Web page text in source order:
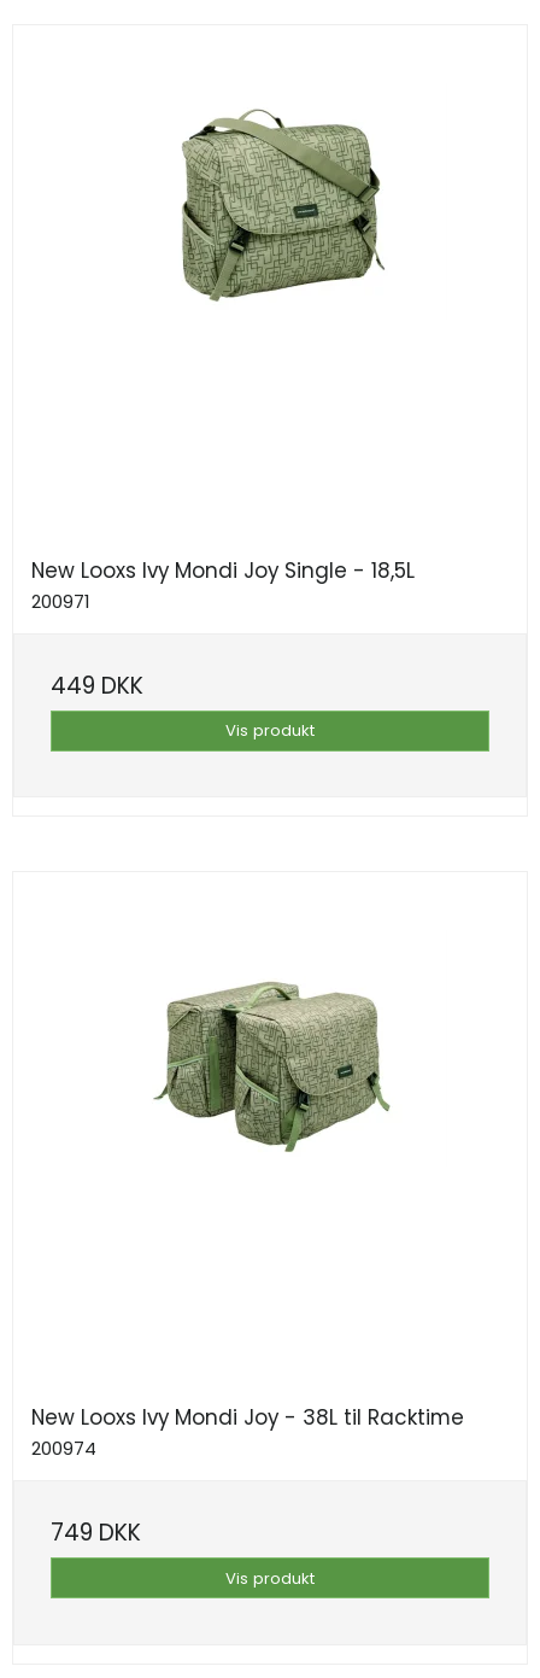
New Looxs Ivy Mondi Joy Single - 18,5L
200971
449 DKK
Vis produkt
New Looxs Ivy Mondi Joy - 38L til Racktime
200974
749 DKK
Vis produkt